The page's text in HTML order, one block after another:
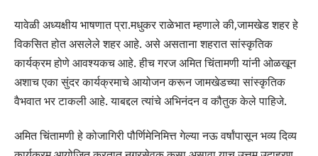
यावेळी अध्यक्षीय भाषणात प्रा.मधुकर राळेभात म्हणाले की,जामखेड शहर हे
विकसित होत असलेले शहर आहे. असे असताना शहरात सांस्कृतिक
कार्यक्रम होणे आवश्यकच आहे. हीच गरज अमित चिंतामणी यांनी ओळखून
अशाच एका सुंदर कार्यक्रमाचे आयोजन करून जामखेडच्या सांस्कृतिक
वैभवात भर टाकली आहे. याबद्दल त्यांचे अभिनंदन व कौतुक केले पाहिजे.
अमित चिंतामणी हे कोजागिरी पौर्णिमेनिमित्त गेल्या नऊ वर्षांपासून भव्य दिव्य